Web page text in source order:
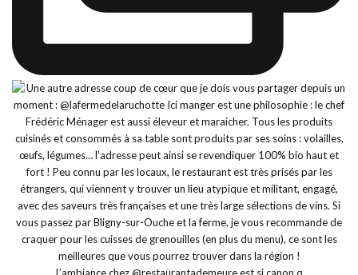
L’ambiance chez @restaurantademeure est si canon q